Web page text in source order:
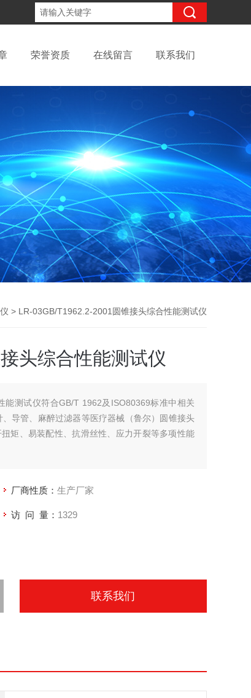
荣誉资质 在线留言 联系我们
> LR-03GB/T1962.2-2001圆锥接头综合性能测试仪
头综合性能测试仪
能测试仪符合GB/T 1962及ISO80369标准中相关
导管、麻醉过滤器等医疗器械（鲁尔）圆锥接头
矩、易装配性、抗滑丝性、应力开裂等多项性能
厂商性质：生产厂家
访 问 量： 1329
联系我们